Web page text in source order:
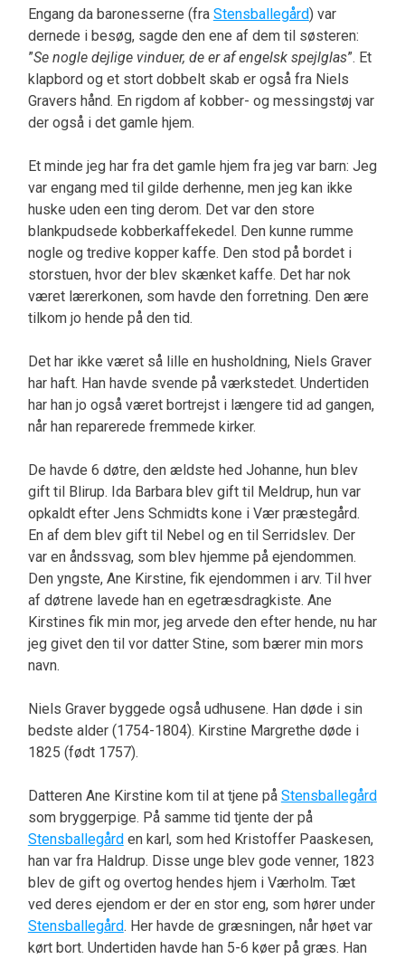
Engang da baronesserne (fra Stensballegård) var
dernede i besøg, sagde den ene af dem til søsteren:
”Se nogle dejlige vinduer, de er af engelsk spejlglas”. Et
klapbord og et stort dobbelt skab er også fra Niels
Gravers hånd. En rigdom af kobber- og messingstøj var
der også i det gamle hjem.
Et minde jeg har fra det gamle hjem fra jeg var barn: Jeg
var engang med til gilde derhenne, men jeg kan ikke
huske uden een ting derom. Det var den store
blankpudsede kobberkaffekedel. Den kunne rumme
nogle og tredive kopper kaffe. Den stod på bordet i
storstuen, hvor der blev skænket kaffe. Det har nok
været lærerkonen, som havde den forretning. Den ære
tilkom jo hende på den tid.
Det har ikke været så lille en husholdning, Niels Graver
har haft. Han havde svende på værkstedet. Undertiden
har han jo også været bortrejst i længere tid ad gangen,
når han reparerede fremmede kirker.
De havde 6 døtre, den ældste hed Johanne, hun blev
gift til Blirup. Ida Barbara blev gift til Meldrup, hun var
opkaldt efter Jens Schmidts kone i Vær præstegård.
En af dem blev gift til Nebel og en til Serridslev. Der
var en åndssvag, som blev hjemme på ejendommen.
Den yngste, Ane Kirstine, fik ejendommen i arv. Til hver
af døtrene lavede han en egetræsdragkiste. Ane
Kirstines fik min mor, jeg arvede den efter hende, nu har
jeg givet den til vor datter Stine, som bærer min mors
navn.
Niels Graver byggede også udhusene. Han døde i sin
bedste alder (1754-1804). Kirstine Margrethe døde i
1825 (født 1757).
Datteren Ane Kirstine kom til at tjene på Stensballegård
som bryggerpige. På samme tid tjente der på
Stensballegården karl, som hed Kristoffer Paaskesen,
han var fra Haldrup. Disse unge blev gode venner, 1823
blev de gift og overtog hendes hjem i Værholm. Tæt
ved deres ejendom er der en stor eng, som hører under
Stensballegård. Her havde de græsningen, når høet var
kørt bort. Undertiden havde han 5-6 køer på græs. Han